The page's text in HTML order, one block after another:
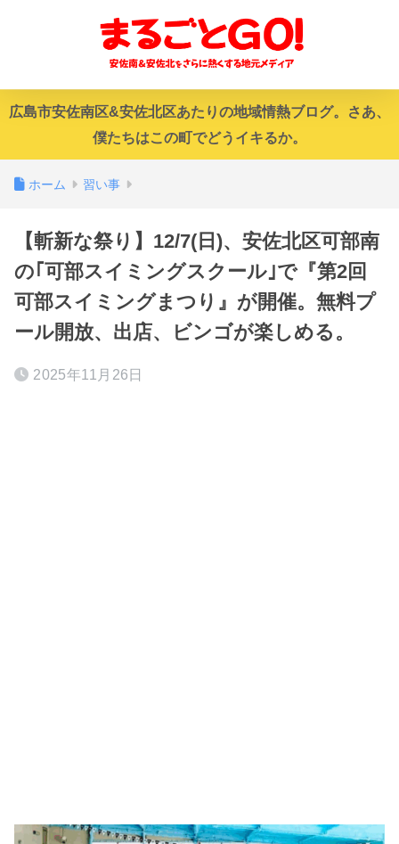
広島市安佐南区&安佐北区あたりの地域情熱ブログ。さあ、
僕たちはこの町でどうイキるか。
ホーム 習い事
【斬新な祭り】12/7(日)、安佐北区可部南
の｢可部スイミングスクール｣で『第2回
可部スイミングまつり』が開催。無料プ
ール開放、出店、ビンゴが楽しめる。
2025年11月26日